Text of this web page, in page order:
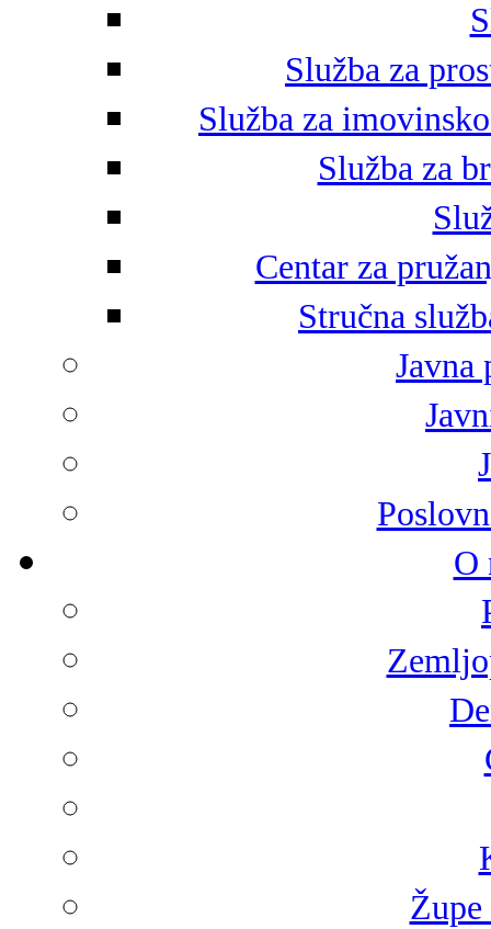
Služba za
Služba za
Služba za
Centar za
Stručna
Javna
O